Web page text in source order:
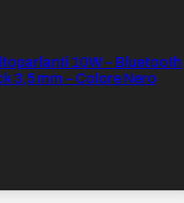
10W – Bluetooth
3,5 mm – Colore Nero